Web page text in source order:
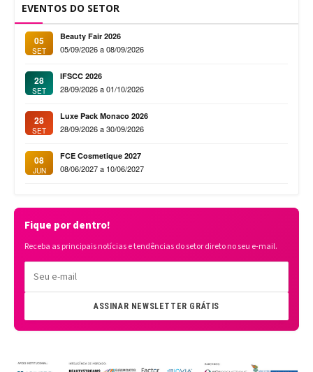
EVENTOS DO SETOR
05
SET
Beauty Fair 2026
05/09/2026 a 08/09/2026
28
SET
IFSCC 2026
28/09/2026 a 01/10/2026
28
SET
Luxe Pack Monaco 2026
28/09/2026 a 30/09/2026
08
JUN
FCE Cosmetique 2027
08/06/2027 a 10/06/2027
Fique por dentro!
Receba as principais notícias e tendências do setor direto no seu e-mail.
ASSINAR NEWSLETTER GRÁTIS